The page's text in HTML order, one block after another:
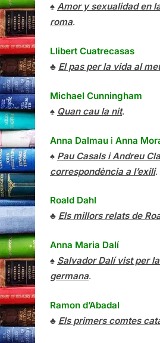
♠ Amor y sexualidad en
roma.
Llibert Cuatrecasas
♣ El pas per la vida al
Michael Cunningham
♠ Quan cau la nit.
Anna Dalmau i Anna
♠ Pau Casals i Andreu
correspondència a l’exili.
Roald Dahl
♣ Els millors relats de
Anna Maria Dalí
♠ Salvador Dalí vist per
germana.
Ramon d’Abadal
♣ Els primers comtes